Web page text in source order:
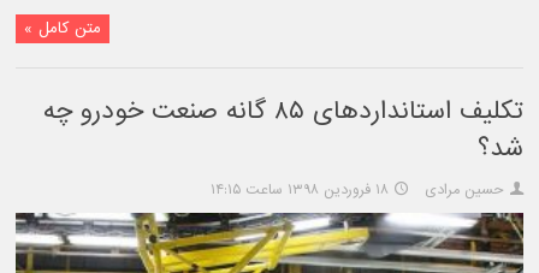
متن کامل »
تکلیف استانداردهای ۸۵ گانه صنعت خودرو چه
شد؟
حسین مرادی ۱۸ فروردین ۱۳۹۸ ساعت ۱۴:۱۵